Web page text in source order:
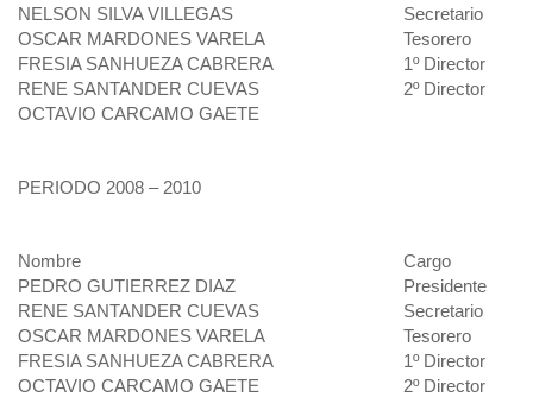
NELSON SILVA VILLEGAS
Secretario
OSCAR MARDONES VARELA
Tesorero
FRESIA SANHUEZA CABRERA
1º Director
RENE SANTANDER CUEVAS
2º Director
OCTAVIO CARCAMO GAETE
PERIODO 2008 – 2010
Nombre
Cargo
PEDRO GUTIERREZ DIAZ
Presidente
RENE SANTANDER CUEVAS
Secretario
OSCAR MARDONES VARELA
Tesorero
FRESIA SANHUEZA CABRERA
1º Director
OCTAVIO CARCAMO GAETE
2º Director